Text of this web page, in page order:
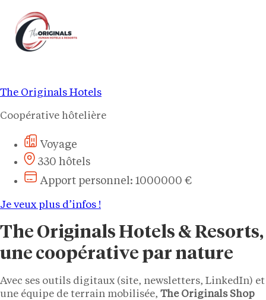
The Originals Hotels
Coopérative hôtelière
Voyage
330 hôtels
Apport personnel: 1000000 €
Je veux plus d’infos !
The Originals Hotels & Resorts,
une coopérative par nature
Avec ses outils digitaux (site, newsletters, LinkedIn) et
une équipe de terrain mobilisée, The Originals Shop